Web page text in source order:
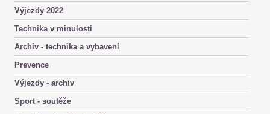
Výjezdy 2022
Technika v minulosti
Archiv - technika a vybavení
Prevence
Výjezdy - archiv
Sport - soutěže